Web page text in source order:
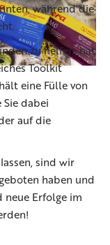
während die
zu helfen, hat
Toolkit
eine Fülle von
dabei
auf die
sind wir
haben und
neue Erfolge im